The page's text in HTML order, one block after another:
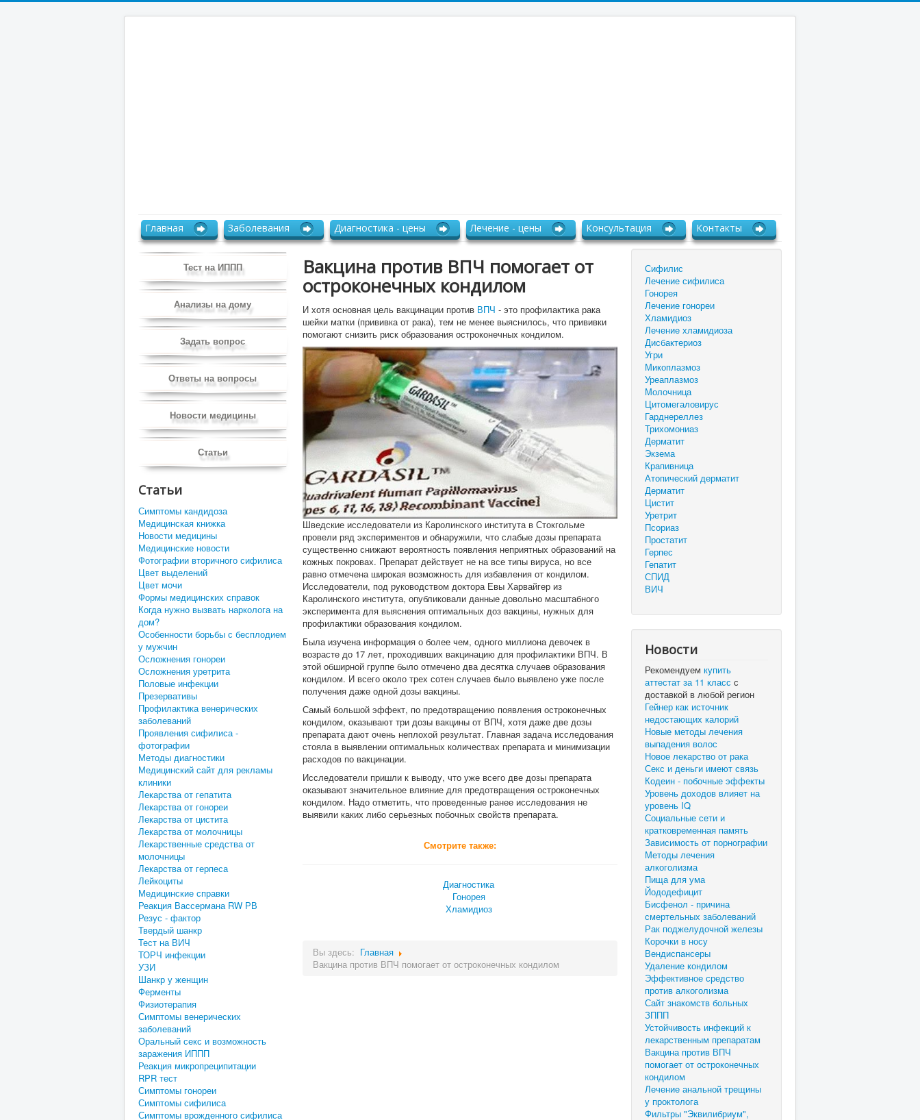
Главная Заболевания Диагностика - цены Лечение - цены Консультация Контакты
Тест на ИППП
Анализы на дому
Задать вопрос
Ответы на вопросы
Новости медицины
Статьи
Статьи
Симптомы кандидоза
Медицинская книжка
Новости медицины
Медицинские новости
Фотографии вторичного сифилиса
Цвет выделений
Цвет мочи
Формы медицинских справок
Когда нужно вызвать нарколога на
дом?
Особенности борьбы с бесплодием
у мужчин
Осложнения гонореи
Осложнения уретрита
Половые инфекции
Презервативы
Профилактика венерических
заболеваний
Проявления сифилиса -
фотографии
Методы диагностики
Медицинский сайт для рекламы
клиники
Лекарства от гепатита
Лекарства от гонореи
Лекарства от цистита
Лекарства от молочницы
Лекарственные средства от
молочницы
Лекарства от герпеса
Лейкоциты
Медицинские справки
Реакция Вассермана RW РВ
Резус - фактор
Твердый шанкр
Тест на ВИЧ
ТОРЧ инфекции
УЗИ
Шанкр у женщин
Ферменты
Физиотерапия
Симптомы венерических
заболеваний
Оральный секс и возможность
заражения ИППП
Реакция микропреципитации
RPR тест
Симптомы гонореи
Симптомы сифилиса
Симптомы врожденного сифилиса
Вакцина против ВПЧ помогает от
остроконечных кондилом
И хотя основная цель вакцинации против ВПЧ - это профилактика рака
шейки матки (прививка от рака), тем не менее выяснилось, что прививки
помогают снизить риск образования остроконечных кондилом.
Шведские исследователи из Каролинского института в Стокгольме
провели ряд экспериментов и обнаружили, что слабые дозы препарата
существенно снижают вероятность появления неприятных образований на
кожных покровах. Препарат действует не на все типы вируса, но все
равно отмечена широкая возможность для избавления от кондилом.
Исследователи, под руководством доктора Евы Харвайгер из
Каролинского института, опубликовали данные довольно масштабного
эксперимента для выяснения оптимальных доз вакцины, нужных для
профилактики образования кондилом.
Была изучена информация о более чем, одного миллиона девочек в
возрасте до 17 лет, проходивших вакцинацию для профилактики ВПЧ. В
этой обширной группе было отмечено два десятка случаев образования
кондилом. И всего около трех сотен случаев было выявлено уже после
получения даже одной дозы вакцины.
Самый большой эффект, по предотвращению появления остроконечных
кондилом, оказывают три дозы вакцины от ВПЧ, хотя даже две дозы
препарата дают очень неплохой результат. Главная задача исследования
стояла в выявлении оптимальных количествах препарата и минимизации
расходов по вакцинации.
Исследователи пришли к выводу, что уже всего две дозы препарата
оказывают значительное влияние для предотвращения остроконечных
кондилом. Надо отметить, что проведенные ранее исследования не
выявили каких либо серьезных побочных свойств препарата.
Смотрите также:
Диагностика
Гонорея
Хламидиоз
Вы здесь: Главная
Вакцина против ВПЧ помогает от остроконечных кондилом
Сифилис
Лечение сифилиса
Гонорея
Лечение гонореи
Хламидиоз
Лечение хламидиоза
Дисбактериоз
Угри
Микоплазмоз
Уреаплазмоз
Молочница
Цитомегаловирус
Гарднереллез
Трихомониаз
Дерматит
Экзема
Крапивница
Атопический дерматит
Дерматит
Цистит
Уретрит
Псориаз
Простатит
Герпес
Гепатит
СПИД
ВИЧ
Новости
Рекомендуем купить
аттестат за 11 класс с
доставкой в любой регион
Гейнер как источник
недостающих калорий
Новые методы лечения
выпадения волос
Новое лекарство от рака
Секс и деньги имеют связь
Кодеин - побочные эффекты
Уровень доходов влияет на
уровень IQ
Социальные сети и
кратковременная память
Зависимость от порнографии
Методы лечения
алкоголизма
Пища для ума
Йододефицит
Бисфенол - причина
смертельных заболеваний
Рак поджелудочной железы
Корочки в носу
Вендиспансеры
Удаление кондилом
Эффективное средство
против алкоголизма
Сайт знакомств больных
ЗППП
Устойчивость инфекций к
лекарственным препаратам
Вакцина против ВПЧ
помогает от остроконечных
кондилом
Лечение анальной трещины
у проктолога
Фильтры "Эквилибриум",